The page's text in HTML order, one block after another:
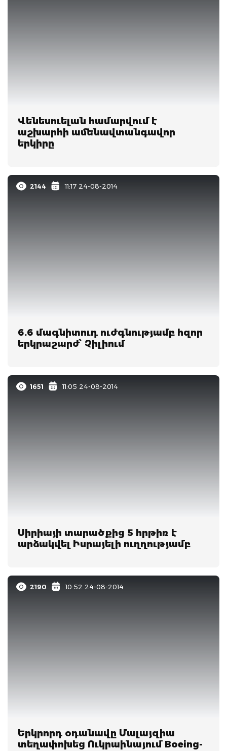
Վենեսուելան համարվում է
աշխարհի ամենավտանգավոր
երկիրը
2144 11:17 24-08-2014
6.6 մագնիտուդ ուժգնությամբ հզոր
երկրաշարժ՝ Չիլիում
1651 11:05 24-08-2014
Սիրիայի տարածքից 5 հրթիռ է
արձակվել Իսրայելի ուղղությամբ
2190 10:52 24-08-2014
Երկրորդ օդանավը Մալայզիա
տեղափոխեց Ուկրաինայում Boeing-